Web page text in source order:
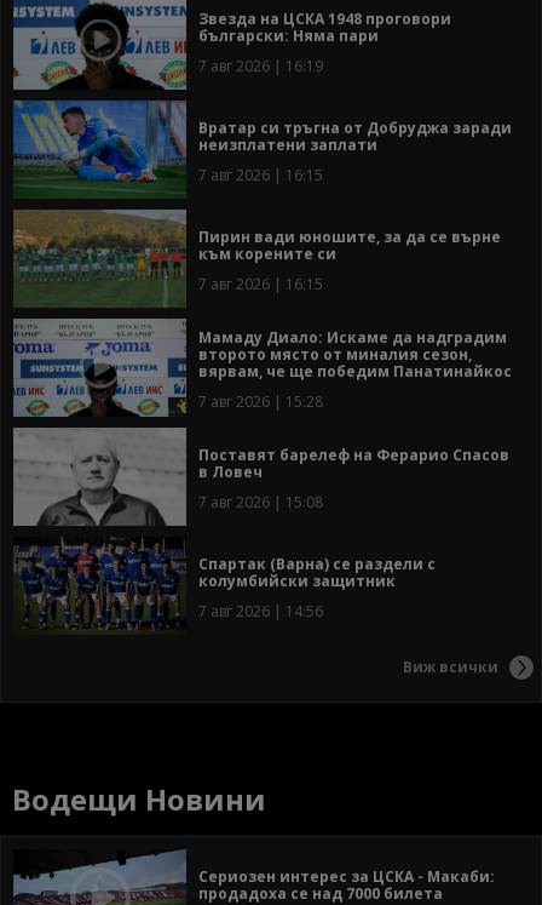
Звезда на ЦСКА 1948 проговори
български: Няма пари
7 авг 2026 | 16:19
Вратар си тръгна от Добруджа заради
неизплатени заплати
7 авг 2026 | 16:15
Пирин вади юношите, за да се върне
към корените си
7 авг 2026 | 16:15
Мамаду Диало: Искаме да надградим
второто място от миналия сезон,
вярвам, че ще победим Панатинайкос
7 авг 2026 | 15:28
Поставят барелеф на Ферарио Спасов
в Ловеч
7 авг 2026 | 15:08
Спартак (Варна) се раздели с
колумбийски защитник
7 авг 2026 | 14:56
Виж всички
Водещи Новини
Сериозен интерес за ЦСКА - Макаби:
продадоха се над 7000 билета